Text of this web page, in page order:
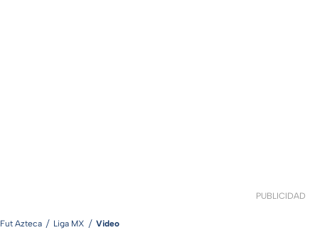
PUBLICIDAD
Fut Azteca Liga MX Video